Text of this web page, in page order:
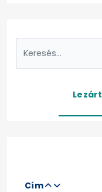
Lezárt
Cím